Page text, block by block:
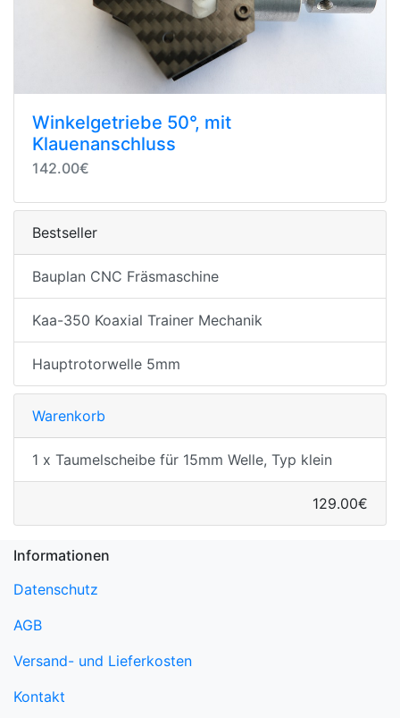
Winkelgetriebe 50°, mit
Klauenanschluss
142.00€
Bestseller
Bauplan CNC Fräsmaschine
Kaa-350 Koaxial Trainer Mechanik
Hauptrotorwelle 5mm
Warenkorb
1 x Taumelscheibe für 15mm Welle, Typ klein
129.00€
Informationen
Datenschutz
AGB
Versand- und Lieferkosten
Kontakt